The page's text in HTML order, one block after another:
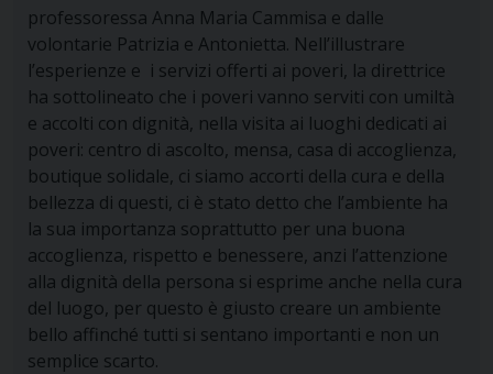
professoressa Anna Maria Cammisa e dalle
volontarie Patrizia e Antonietta. Nell’illustrare
l’esperienze e i servizi offerti ai poveri, la direttrice
ha sottolineato che i poveri vanno serviti con umiltà
e accolti con dignità, nella visita ai luoghi dedicati ai
poveri: centro di ascolto, mensa, casa di accoglienza,
boutique solidale, ci siamo accorti della cura e della
bellezza di questi, ci è stato detto che l’ambiente ha
la sua importanza soprattutto per una buona
accoglienza, rispetto e benessere, anzi l’attenzione
alla dignità della persona si esprime anche nella cura
del luogo, per questo è giusto creare un ambiente
bello affinché tutti si sentano importanti e non un
semplice scarto.